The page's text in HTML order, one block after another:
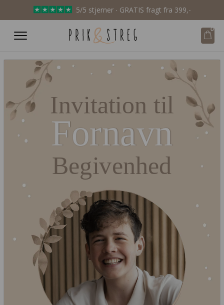
5/5 stjerner ∙ GRATIS fragt fra 399,-
0
Fornavn
Invitation til
Begivenhed